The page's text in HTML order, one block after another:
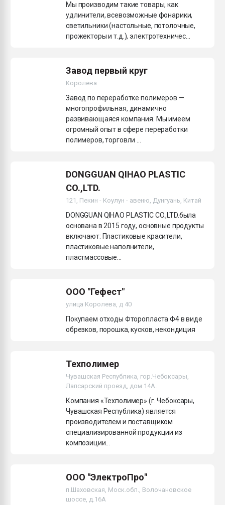
Мы производим такие товары, как
удлинители, всевозможные фонарики,
светильники (настольные, потолочные,
прожекторы и т.д.), электротехничес...
Завод первый круг
Королева
Завод по переработке полимеров —
многопрофильная, динамично
развивающаяся компания. Мы имеем
огромный опыт в сфере переработки
полимеров, торговли ...
DONGGUAN QIHAO PLASTIC
CO.,LTD.
121, Пекин - Коулун - авеню, Дунгуань, Китай
DONGGUAN QIHAO PLASTIC CO.,LTD.была
основана в 2015 году, основные продукты
включают: Пластиковые красители,
пластиковые наполнители,
пластмассовые...
ООО "Гефест"
улица Королева, д 40
Покупаем отходы Фторопласта Ф4 в виде
обрезков, порошка, кусков, некондиция
Техполимер
Чувашская Республика, гор.Чебоксары,
Лапсарский проезд, дом 14А.
Компания «Техполимер» (г. Чебоксары,
Чувашская Республика) является
производителем и поставщиком
специализированной продукции из
композиции...
ООО "ЭлектроПро"
п.Шаховская, Моск.обл., Волочановское
шоссе, д.16А